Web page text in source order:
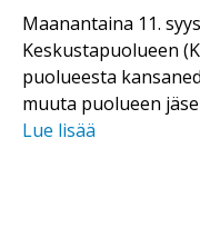
Maanantaina 11.
Keskustapuolueen
puolueesta
muuta puolueen
Lue lisää